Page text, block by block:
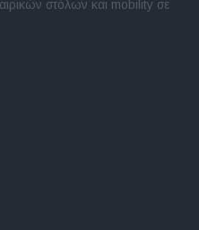
στόλων και mobility σε